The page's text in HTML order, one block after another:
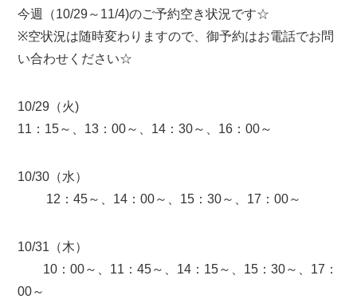
今週（10/29～11/4)のご予約空き状況です☆
※空状況は随時変わりますので、御予約はお電話でお問
い合わせください☆
10/29（火)
11：15～、13：00～、14：30～、16：00～
10/30（水）
12：45～、14：00～、15：30～、17：00～
10/31（木）
10：00～、11：45～、14：15～、15：30～、17：
00～